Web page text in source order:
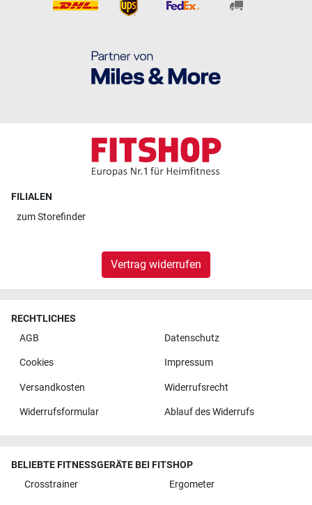
FILIALEN
zumStorefinder
Vertrag widerrufen
RECHTLICHES
AGB
Datenschutz
Cookies Impressum
Versandkosten Widerrufsrecht
Widerrufsformular Ablauf des Widerrufs
BELIEBTE FITNESSGERÄTE BEI FITSHOP
Crosstrainer
Ergometer